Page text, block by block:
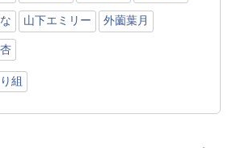
山下エミリー 外薗葉月
組